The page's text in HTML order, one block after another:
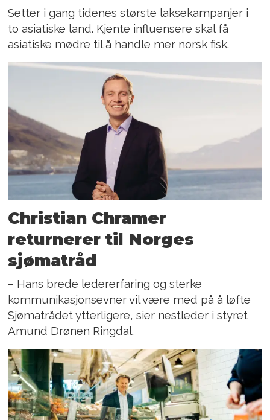
Setter i gang tidenes største laksekampanjer i
to asiatiske land. Kjente influensere skal få
asiatiske mødre til å handle mer norsk fisk.
Christian Chramer
returnerer til Norges
sjømatråd
– Hans brede ledererfaring og sterke
kommunikasjonsevner vil være med på å løfte
Sjømatrådet ytterligere, sier nestleder i styret
Amund Drønen Ringdal.